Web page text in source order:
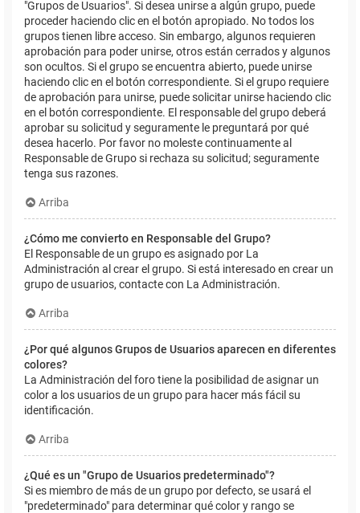
"Grupos de Usuarios". Si desea unirse a algún grupo, puede
proceder haciendo clic en el botón apropiado. No todos los
grupos tienen libre acceso. Sin embargo, algunos requieren
aprobación para poder unirse, otros están cerrados y algunos
son ocultos. Si el grupo se encuentra abierto, puede unirse
haciendo clic en el botón correspondiente. Si el grupo requiere
de aprobación para unirse, puede solicitar unirse haciendo clic
en el botón correspondiente. El responsable del grupo deberá
aprobar su solicitud y seguramente le preguntará por qué
desea hacerlo. Por favor no moleste continuamente al
Responsable de Grupo si rechaza su solicitud; seguramente
tenga sus razones.
Arriba
¿Cómo me convierto en Responsable del Grupo?
El Responsable de un grupo es asignado por La
Administración al crear el grupo. Si está interesado en crear un
grupo de usuarios, contacte con La Administración.
Arriba
¿Por qué algunos Grupos de Usuarios aparecen en diferentes
colores?
La Administración del foro tiene la posibilidad de asignar un
color a los usuarios de un grupo para hacer más fácil su
identificación.
Arriba
¿Qué es un "Grupo de Usuarios predeterminado"?
Si es miembro de más de un grupo por defecto, se usará el
"predeterminado" para determinar qué color y rango se